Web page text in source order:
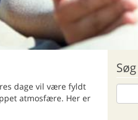
dage vil være fyldt
atmosfære. Her er